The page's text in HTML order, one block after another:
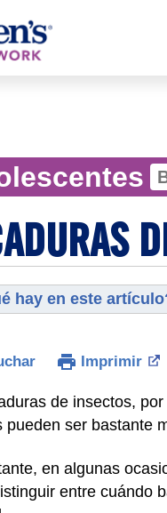
hay en este
Imprimir
de insectos,
pueden ser bastante
en algunas
entre cuándo